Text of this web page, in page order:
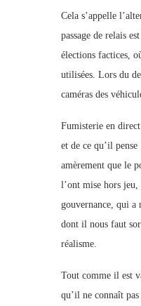
Cela s’appelle
passage de relais
élections factices,
utilisées. Lors du
caméras des
Fumisterie en
et de ce qu’il
amèrement que le
l’ont mise hors
gouvernance, qui a
dont il nous faut
réalisme.
Tout comme il est
qu’il ne connaît